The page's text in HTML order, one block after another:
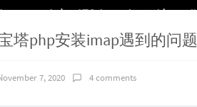
塔php安装imap遇到的问题
7, 2020 4 comments